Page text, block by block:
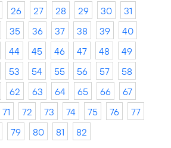
26 27 28 29 30
31
35 36 37 38 39
40
44 45 46 47 48
49
53 54 55 56 57
58
62 63 64 65 66
67
71 72 73 74 75 76
77
79 80 81 82